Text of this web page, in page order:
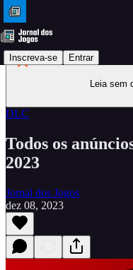
Inscreva-se Entrar
Leia sem
DLC
Todos os
2023
Jornal dos Jogos
dez 08, 2023